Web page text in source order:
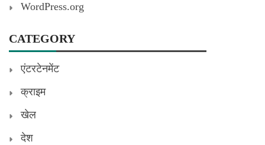
WordPress.org
CATEGORY
एंटरटेनमेंट
क्राइम
खेल
देश